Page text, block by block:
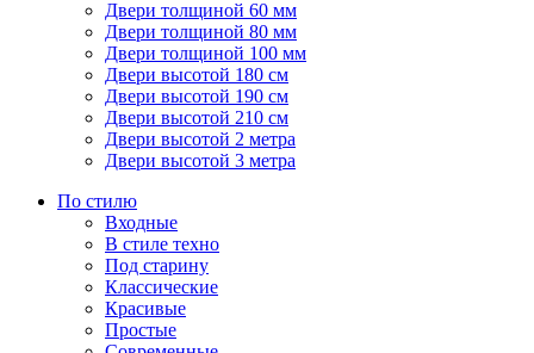
Двери толщиной 60 мм
Двери толщиной 80 мм
Двери толщиной 100 мм
Двери высотой 180 см
Двери высотой 190 см
Двери высотой 210 см
Двери высотой 2 метра
Двери высотой 3 метра
По стилю
Входные
В стиле техно
Под старину
Классические
Красивые
Простые